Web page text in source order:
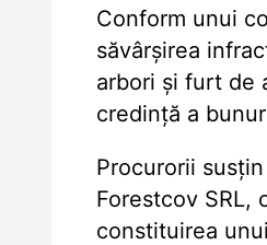
Conform unui
săvârșirea
arbori și furt de
credință a
Procurorii
Forestcov SRL,
constituirea